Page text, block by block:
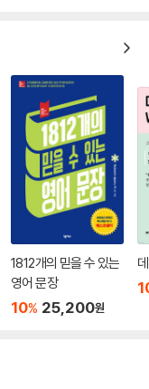
1812개의 믿을 수 있는
영어 문장
10% 25,200원